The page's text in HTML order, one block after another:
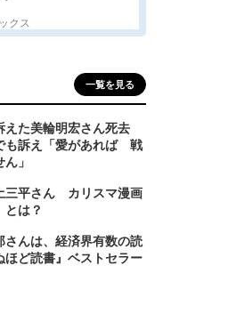
クス
一覧を見る
えた美輪明宏さん死去
も訴え「愛があれば 戦
」
三平さん カリスマ漫画
とは？
さんは、経済界有数の読
ど読書』ベストセラー